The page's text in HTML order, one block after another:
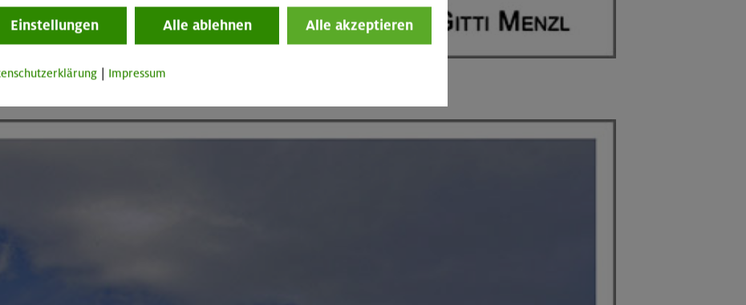
Einstellungen Alle ablehnen Alle akzeptieren
Impressum